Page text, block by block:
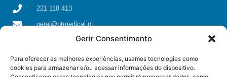
Gerir Consentimento
Para oferecer as melhores experiências, usamos tecnologias como
cookies para armazenar e/ou acessar informações do dispositivo.
221 118 413
geral@ptmedical.pt
Rua dos Coriscos 39, 4425-051 Águas Santas, Maia